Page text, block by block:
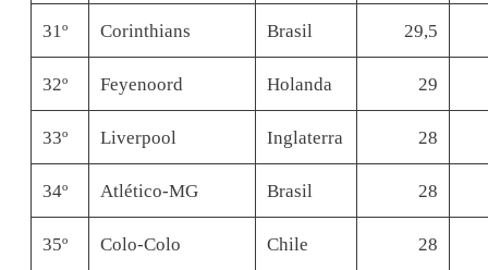
31º Corinthians Brasil 29,5
32º Feyenoord Holanda 29
33º Liverpool Inglaterra 28
34º Atlético-MG Brasil 28
35º Colo-Colo Chile 28